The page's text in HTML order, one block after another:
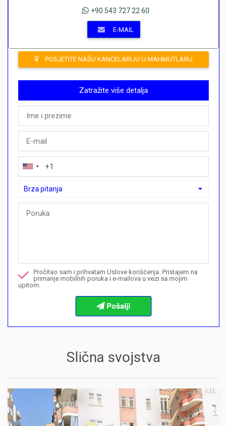
+90 543 727 22 60
E-MAIL
POSJETITE NAŠU KANCELARIJU U MAHMUTLARU
Zatražite više detalja
Brza pitanja
Brza pitanja
Želim da rezervišem gledanje
Pročitao sam i prihvatam Uslove korišćenja. Pristajem na
primanje mobilnih poruka i e-mailova u vezi sa mojim
upitom.
Slična svojstva